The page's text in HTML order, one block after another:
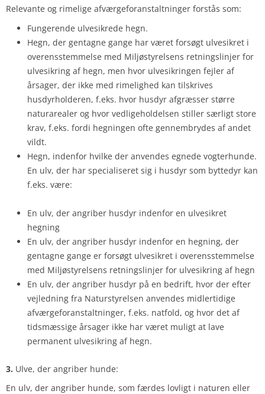
Relevante og rimelige afværgeforanstaltninger forstås som:
Fungerende ulvesikrede hegn.
Hegn, der gentagne gange har været forsøgt ulvesikret i
overensstemmelse med Miljøstyrelsens retningslinjer for
ulvesikring af hegn, men hvor ulvesikringen fejler af
årsager, der ikke med rimelighed kan tilskrives
husdyrholderen, f.eks. hvor husdyr afgræsser større
naturarealer og hvor vedligeholdelsen stiller særligt store
krav, f.eks. fordi hegningen ofte gennembrydes af andet
vildt.
Hegn, indenfor hvilke der anvendes egnede vogterhunde.
En ulv, der har specialiseret sig i husdyr som byttedyr kan
f.eks. være:
En ulv, der angriber husdyr indenfor en ulvesikret
hegning
En ulv, der angriber husdyr indenfor en hegning, der
gentagne gange er forsøgt ulvesikret i overensstemmelse
med Miljøstyrelsens retningslinjer for ulvesikring af hegn
En ulv, der angriber husdyr på en bedrift, hvor der efter
vejledning fra Naturstyrelsen anvendes midlertidige
afværgeforanstaltninger, f.eks. natfold, og hvor det af
tidsmæssige årsager ikke har været muligt at lave
permanent ulvesikring af hegn.
3. Ulve, der angriber hunde:
En ulv, der angriber hunde, som færdes lovligt i naturen eller